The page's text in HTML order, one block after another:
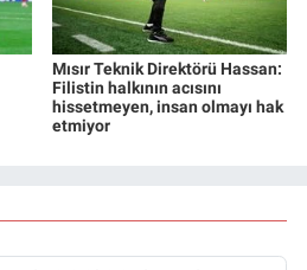
Mısır Teknik Direktörü Hassan:
Filistin halkının acısını
hissetmeyen, insan olmayı hak
etmiyor